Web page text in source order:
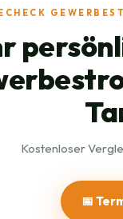
Kostenloser
📅